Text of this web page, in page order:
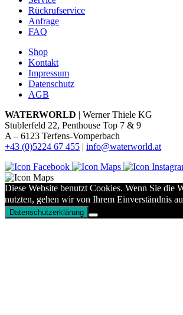
Rückrufservice
Anfrage
FAQ
Shop
Kontakt
Impressum
Datenschutz
AGB
WATERWORLD | Werner Thiele KG
Stublerfeld 22, Penthouse Top 7 & 9
A – 6123 Terfens-Vomperbach
+43 (0)5224 67 455 | info@waterworld.at
Diese Website benutzt Cookies. Wenn Sie die
nutzten, gehen wir von Ihrem Einverständnis
Datenschutzerklärung